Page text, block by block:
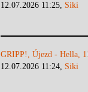
12.07.2026 11:25, Siki
GRIPP!, Újezd - Hella,
12.07.2026 11:24, Siki